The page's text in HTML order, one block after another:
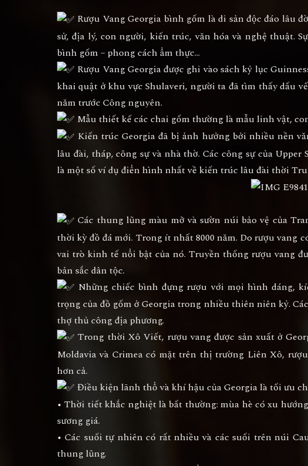
Rượu Vang Georgia bình gốm là di sản độc đáo lâu
sử, địa lý, con người, kiến trúc, văn hóa và nghệ thuật.
bình gốm – phong cách ẩm thực…
Rượu Vang Georgia được ghi vào sách kỷ lục
khai quật ở khu vực Shulaveri, người ta đã tìm thấy dấu
năm trước Công nguyên.
Mẫu thiết kế các chai gốm thường là mẫu linh vật,
Kiến trúc Georgia đã bị ảnh hưởng bởi nhiều nền
lâu đài, tháp, công sự và nhà thờ. Các công sự của
là một số ví dụ điển hình nhất về kiến trúc lâu đài thời
Các thung lũng màu mỡ và sườn núi bảo vệ của
thời kỳ đồ đá mới. Trong ít nhất 8000 năm. Do rượu vang
vai trò kinh tế nổi bật của nó. Truyền thống rượu vang
bản sắc dân tộc.
Những chiếc bình đựng rượu với mọi hình dáng,
trọng của đồ gốm ở Georgia trong nhiều thiên niên kỷ.
thợ thủ công địa phương.
Trong thời Xô Viết, rượu vang được sản xuất ở
Moldavia và Crimea có mặt trên thị trường Liên Xô,
hơn cả.
Điều kiện lãnh thổ và khí hậu của Georgia là tối ưu
• Thời tiết khắc nghiệt là bất thường: mùa hè có xu
sương giá.
• Các suối tự nhiên có rất nhiều và các suối trên núi
thung lũng.